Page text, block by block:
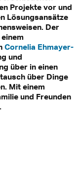
Projekte vor und
Lösungsansätze
Der
Cornelia Ehmayer-
und
über in einen
über Dinge
und Freunden